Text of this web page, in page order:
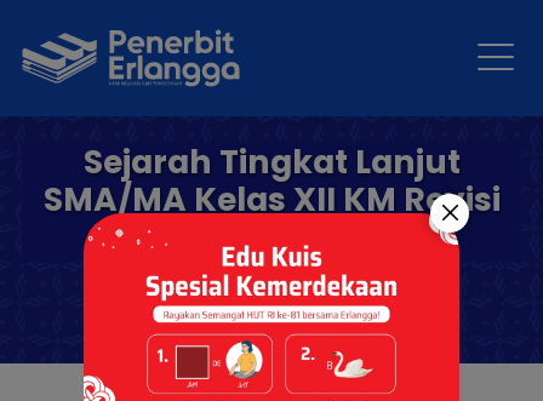
Sejarah Tingkat Lanjut
SMA/MA Kelas XII KM Revisi
PM